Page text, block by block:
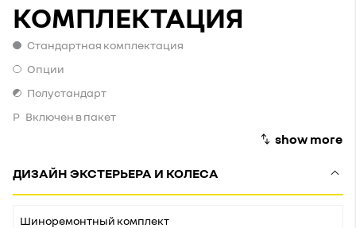
КОМПЛЕКТАЦИЯ
Стандартная комплектация
Стандартная комплектация
Опции
Опции
Полустандарт
Полустандарт
P Включен в пакет
ДИЗАЙН ЭКСТЕРЬЕРА И КОЛЕСА
Шиноремонтный комплект